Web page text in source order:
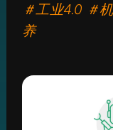
＃工业4.0 ＃
养